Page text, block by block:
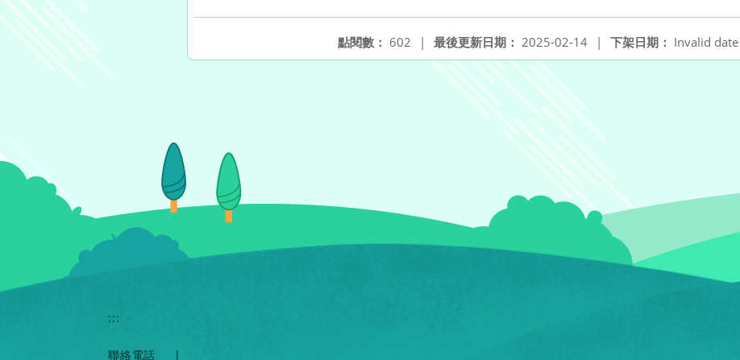
下架日期： Invalid date
最後更新日期： 2025-02-14 |
點閱數： 602 |
:::
聯絡電話 |